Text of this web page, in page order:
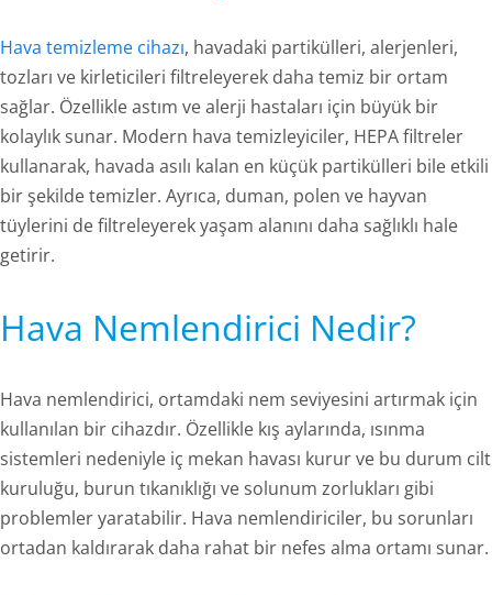
Hava temizleme cihazı, havadaki partikülleri, alerjenleri,
tozları ve kirleticileri filtreleyerek daha temiz bir ortam
sağlar. Özellikle astım ve alerji hastaları için büyük bir
kolaylık sunar. Modern hava temizleyiciler, HEPA filtreler
kullanarak, havada asılı kalan en küçük partikülleri bile etkili
bir şekilde temizler. Ayrıca, duman, polen ve hayvan
tüylerini de filtreleyerek yaşam alanını daha sağlıklı hale
getirir.
Hava Nemlendirici Nedir?
Hava nemlendirici, ortamdaki nem seviyesini artırmak için
kullanılan bir cihazdır. Özellikle kış aylarında, ısınma
sistemleri nedeniyle iç mekan havası kurur ve bu durum cilt
kuruluğu, burun tıkanıklığı ve solunum zorlukları gibi
problemler yaratabilir. Hava nemlendiriciler, bu sorunları
ortadan kaldırarak daha rahat bir nefes alma ortamı sunar.